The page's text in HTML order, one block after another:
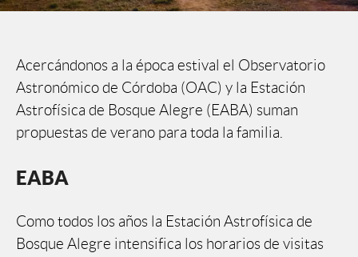
Acercándonos a la época estival el Observatorio
Astronómico de Córdoba (OAC) y la Estación
Astrofísica de Bosque Alegre (EABA) suman
propuestas de verano para toda la familia.
EABA
Como todos los años la Estación Astrofísica de
Bosque Alegre intensifica los horarios de visitas